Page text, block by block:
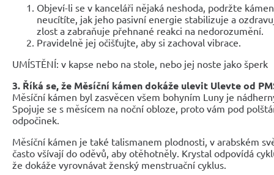
Objeví-li se v kanceláři nějaká neshoda, podržte
neucítíte, jak jeho pasivní energie stabilizuje a
zlost a zabraňuje přehnané reakci na nedorozumění.
Pravidelně jej očišťujte, aby si zachoval vibrace.
UMÍSTĚNÍ: v kapse nebo na stole, nebo jej noste jako šperk
3. Říká se, že Měsíční kámen dokáže ulevit Ulevte od
Měsíční kámen byl zasvěcen všem bohyním Luny je
Spojuje se s měsícem na noční obloze, proto vám pod
odpočinek.
Měsíční kámen je také talismanem plodnosti, v arabském
často všívají do oděvů, aby otěhotněly. Krystal odpovídá
že dokáže vyrovnávat ženský menstruační cyklus.